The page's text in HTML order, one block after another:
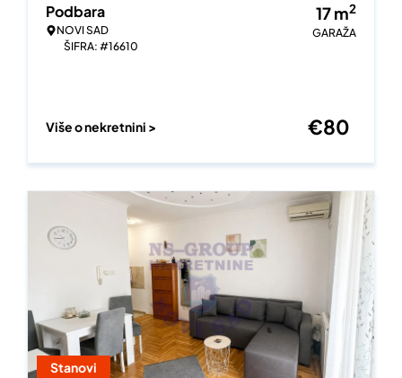
Podbara
NOVI SAD
ŠIFRA: #16610
17m2
GARAŽA
Više o nekretnini > €80
Stanovi